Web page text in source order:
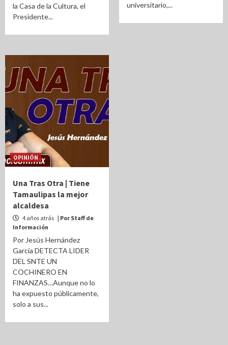
la Casa de la Cultura, el
Presidente...
universitario,...
OPINIÓN
Una Tras Otra | Tiene
Tamaulipas la mejor
alcaldesa
4 años atrás | Por Staff de
Información
Por Jesús Hernández
García DETECTA LIDER
DEL SNTE UN
COCHINERO EN
FINANZAS…Aunque no lo
ha expuesto públicamente,
solo a sus...